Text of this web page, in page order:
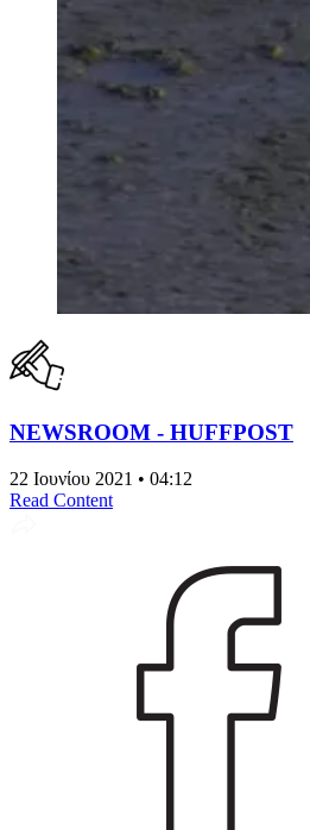
NEWSROOM - HUFFPOST
22 Ιουνίου 2021 • 04:12
Read Content